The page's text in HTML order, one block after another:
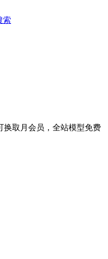
索
换取月会员，全站模型免费